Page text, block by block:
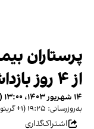
پرستاران
از ۴ روز بازداشت آزاد شدند
۱۴ شهریور ۱۴۰۳، ۱۳:۰۰ (‎+۱ گرینویچ)
به‌روزرسانی: ۱۹:۲۵ (‎+۱ گرینویچ)
اشتراک‌گذاری